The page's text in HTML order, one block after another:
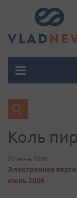
Коль
20 июнь 2006
Электронная
июнь 2006